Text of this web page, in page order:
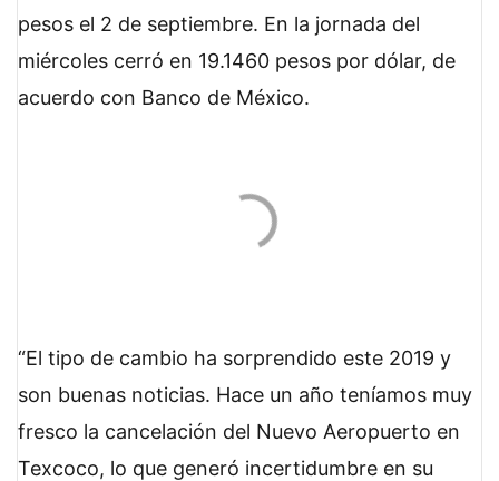
pesos el 2 de septiembre. En la jornada del
miércoles cerró en 19.1460 pesos por dólar, de
acuerdo con Banco de México.
El tipo de cambio ha sorprendido este 2019 y
son buenas noticias. Hace un año teníamos muy
fresco la cancelación del Nuevo Aeropuerto en
Texcoco, lo que generó incertidumbre en su